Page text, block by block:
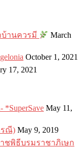
านควรมี
March
October 1, 2021
17, 2021
*SuperSave May 11,
รณี) May 9, 2019
ชพิธีบรมราชาภิเษก